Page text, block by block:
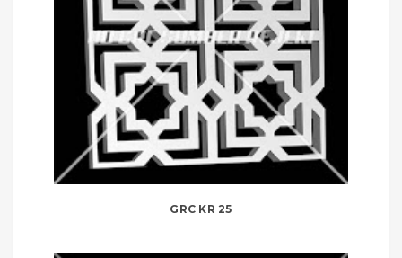
GRC KR 25